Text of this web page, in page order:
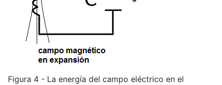
Figura 4 - La energía del campo eléctrico en el